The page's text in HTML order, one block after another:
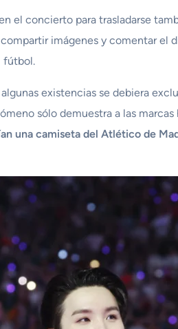
el concierto para trasladarse
imágenes y comentar el
fútbol.
existencias se debiera
sólo demuestra a las
una camiseta del Atlético de